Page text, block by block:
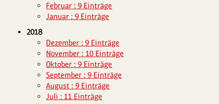
Februar : 9 Einträge
Januar : 9 Einträge
2018
Dezember : 9 Einträge
November : 10 Einträge
Oktober : 9 Einträge
September : 9 Einträge
August : 9 Einträge
Juli : 11 Einträge